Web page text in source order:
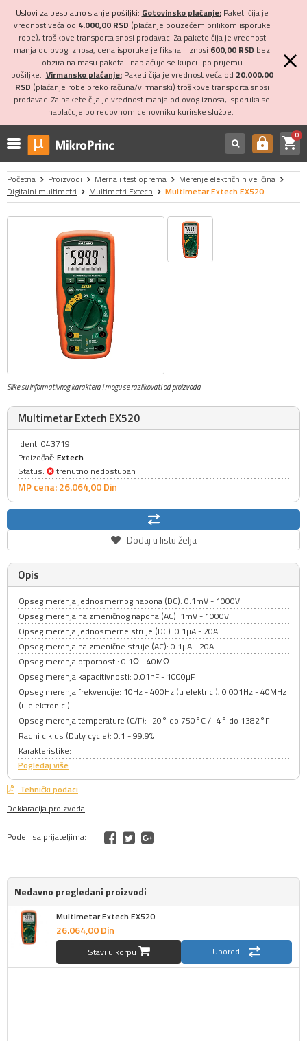
Uslovi za besplatno slanje pošiljki: Gotovinsko plaćanje:Paketi čija je
vrednost veća od 4.000,00 RSD (plaćanje pouzećem prilikom isporuke
robe), troškove transporta snosi prodavac. Za pakete čija je vrednost
manja od ovog iznosa, cena isporuke je fiksna i iznosi 600,00 RSD bez
obzira na masu paketa i naplaćuje se kupcu po prijemu
pošiljke. Virmansko plaćanje:Paketi čija je vrednost veća od 20.000,00
RSD (plaćanje robe preko računa/virmanski) troškove transporta snosi
prodavac. Za pakete čija je vrednost manja od ovog iznosa, isporuka se
naplaćuje po redovnom cenovniku kurirske službe.
https shopping_cart0
Početna Proizvodi Merna i test oprema
Merenje električnih veličina
Digitalni multimetri
Multimetri Extech Multimetar Extech EX520
Slike su informativnog karaktera i mogu se razlikovati od proizvoda
Multimetar Extech EX520
Ident: 043719
Proizođač: Extech
Status:
trenutno nedostupan
MP cena: 26.064,00Din
Dodaj u listu želja
Opis
Opseg merenja jednosmernog napona (DC): 0.1mV - 1000V
Opseg merenja naizmeničnog napona (AC): 1mV - 1000V
Opseg merenja jednosmerne struje (DC): 0.1µA - 20A
Opseg merenja naizmenične struje (AC): 0.1µA - 20A
Opseg merenja otpornosti: 0.1Ω - 40MΩ
Opseg merenja kapacitivnosti: 0.01nF - 1000µF
Opseg merenja frekvencije: 10Hz - 400Hz (u elektrici), 0.001Hz - 40MHz
(u elektronici)
Opseg merenja temperature (C/F): -20° do 750°C / -4° do 1382°F
Radni ciklus (Duty cycle): 0.1 - 99.9%
Karakteristike:
Pogledaj više
Tehnički podaci
Deklaracija proizvoda
Podeli sa prijateljima:
Nedavno pregledani proizvodi
Multimetar Extech EX520
26.064,00Din
Stavi u korpu Uporedi